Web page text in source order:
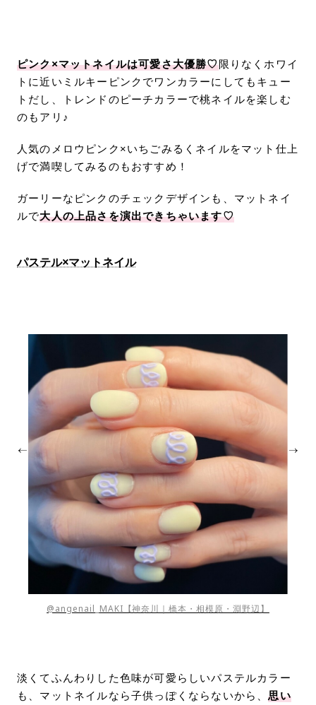
ピンク×マットネイルは可愛さ大優勝♡限りなくホワイ
トに近いミルキーピンクでワンカラーにしてもキュー
トだし、トレンドのピーチカラーで桃ネイルを楽しむ
のもアリ♪
人気のメロウピンク×いちごみるくネイルをマット仕上
げで満喫してみるのもおすすめ！
ガーリーなピンクのチェックデザインも、マットネイ
ルで大人の上品さを演出できちゃいます♡
パステル×マットネイル
@angenail_MAKI【神奈川｜橋本・相模原・淵野辺】
淡くてふんわりした色味が可愛らしいパステルカラー
も、マットネイルなら子供っぽくならないから、思い